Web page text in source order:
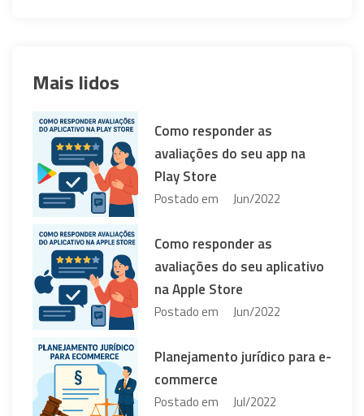
Mais lidos
Como responder as
avaliações do seu app na
Play Store
Postado em Jun/2022
Como responder as
avaliações do seu aplicativo
na Apple Store
Postado em Jun/2022
Planejamento jurídico para e-
commerce
Postado em Jul/2022